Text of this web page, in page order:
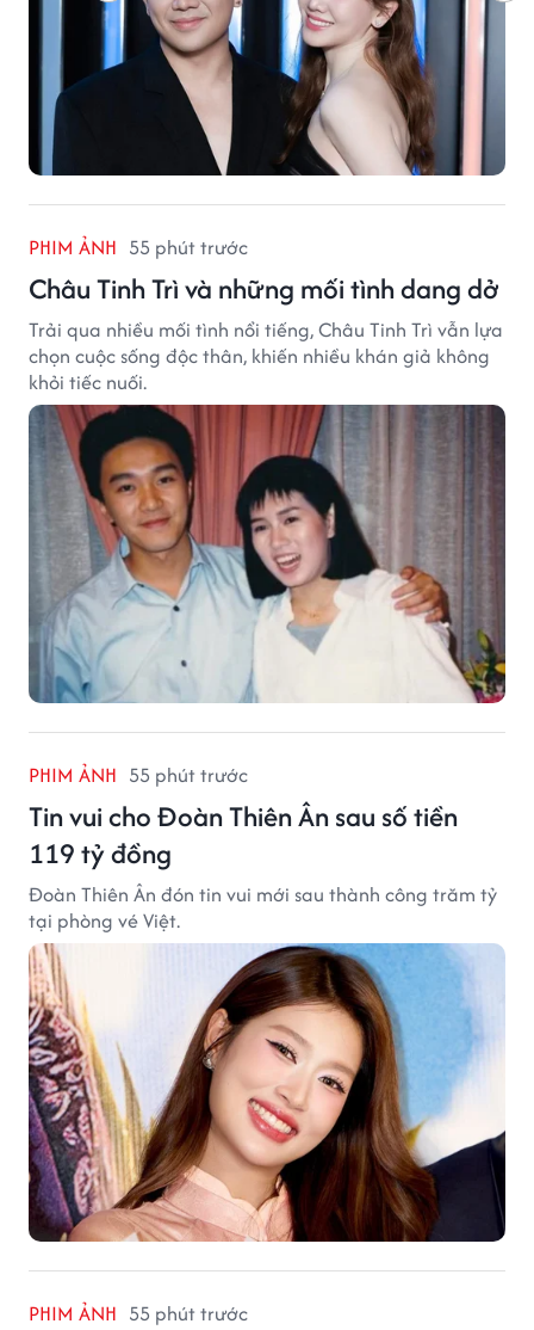
PHIM ẢNH 55 phút trước
Châu Tinh Trì và những mối tình dang dở
Trải qua nhiều mối tình nổi tiếng, Châu Tinh Trì vẫn lựa
chọn cuộc sống độc thân, khiến nhiều khán giả không
khỏi tiếc nuối.
PHIM ẢNH 55 phút trước
Tin vui cho Đoàn Thiên Ân sau số tiền
119 tỷ đồng
Đoàn Thiên Ân đón tin vui mới sau thành công trăm tỷ
tại phòng vé Việt.
PHIM ẢNH 55 phút trước